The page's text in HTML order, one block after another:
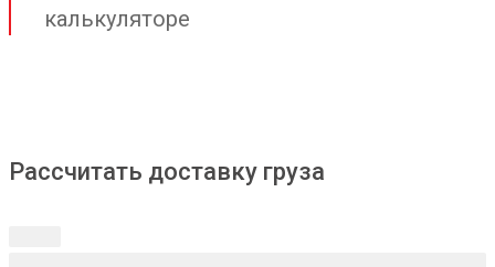
калькуляторе
Рассчитать доставку груза